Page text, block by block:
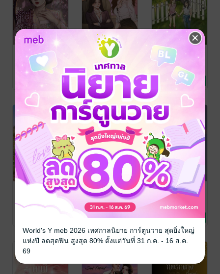
องค์หญิงเช่นข้า
ท่านองครักษ์ไม่
ต้องมารับผิด
ชอบ
มู่ลี่ดาหลา
นิยายรักจีนโบราณ
บอส 'ตัวนุ่ม' อุ้ม
ง่าย - MY ICE
QUEEN
Ohmy / หวัง อันเล่อ
นิยาย Girl
Love/Yuri
1 Rating
ทิวทัศน์รักคุณ
.mintae
นิยาย Girl
Love/Yuri
พันธะรักน้ำตา
หยดสุดท้าย
Nuan4545
ต้องห้ามรักพี่
ชายเพื่อน
Endless love/
Early morning
นิยายโรมานซ์
2 Rating
Last Minute รัก
(ไม่) ด่วน ขบวน
สุดท้าย
อัคริมา อันตา / อัคริ
1 Rating
World's Y meb 2026 เทศกาลนิยาย การ์ตูนวาย สุดยิ่งใหญ่
แห่งปี ลดสุดฟิน สูงสุด 80% ตั้งแต่วันที่ 31 ก.ค. - 16 ส.ค.
69